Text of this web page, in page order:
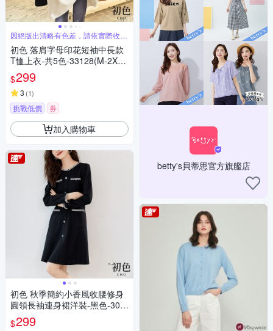
因絕版出清略有色差，請依實際收到
商品為主
初色 落肩字母印花短袖中長款
T恤上衣-共5色-33128(M-2XL
可選)
$299
3 (1)
挑戰低價 券
加入購物車
初色 秋季簡約小香風收腰修身
圓領長袖連身裙洋裝-黑色-305
09(M-2XL可選)
$299
betty's貝蒂思官方旗艦店